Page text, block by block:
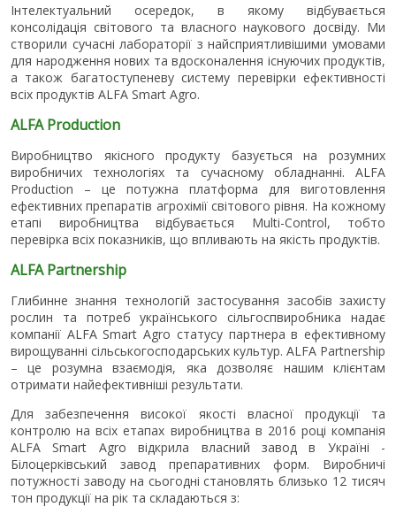
Інтелектуальний осередок, в якому відбувається
консолідація світового та власного наукового досвіду. Ми
створили сучасні лабораторії з найсприятливішими умовами
для народження нових та вдосконалення існуючих продуктів,
а також багатоступеневу систему перевірки ефективності
всіх продуктів ALFA Smart Agro.
ALFA Production
Виробництво якісного продукту базується на розумних
виробничих технологіях та сучасному обладнанні. ALFA
Production – це потужна платформа для виготовлення
ефективних препаратів агрохімії світового рівня. На кожному
етапі виробництва відбувається Multi-Control, тобто
перевірка всіх показників, що впливають на якість продуктів.
ALFA Partnership
Глибинне знання технологій застосування засобів захисту
рослин та потреб українського сільгоспвиробника надає
компанії ALFA Smart Agro статусу партнера в ефективному
вирощуванні сільськогосподарських культур. ALFA Partnership
– це розумна взаємодія, яка дозволяє нашим клієнтам
отримати найефективніші результати.
Для забезпечення високої якості власної продукції та
контролю на всіх етапах виробництва в 2016 році компанія
ALFA Smart Agro відкрила власний завод в Україні -
Білоцерківський завод препаративних форм. Виробничі
потужності заводу на сьогодні становлять близько 12 тисяч
тон продукції на рік та складаються з: